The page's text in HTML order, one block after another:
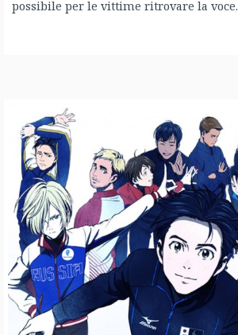
possibile per le vittime ritrovare la voce.